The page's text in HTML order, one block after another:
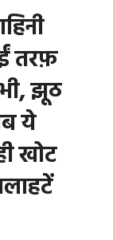
तरफ़
झूठ
ये
खोट